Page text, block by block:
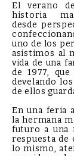
El verano
historia
desde
uno de los
asistimos al
vida de una
de 1977,
develando
de ellos
En una feria
la hermana
futuro a una
respuesta de
lo mismo,